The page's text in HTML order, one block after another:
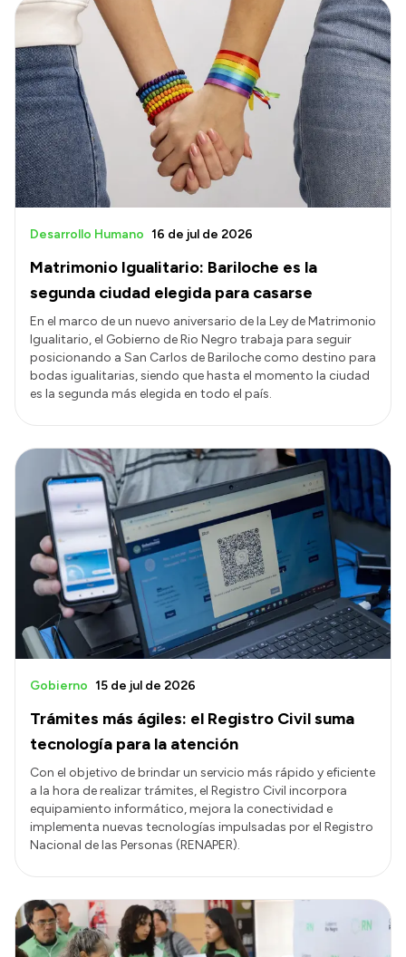
Matrimonio Igualitario: Bariloche es la
segunda ciudad elegida para casarse
Desarrollo Humano 16 de jul de 2026
En el marco de un nuevo aniversario de la Ley de Matrimonio
Igualitario, el Gobierno de Rio Negro trabaja para seguir
posicionando a San Carlos de Bariloche como destino para
bodas igualitarias, siendo que hasta el momento la ciudad
es la segunda más elegida en todo el país.
Trámites más ágiles: el Registro Civil suma
tecnología para la atención
Gobierno 15 de jul de 2026
Con el objetivo de brindar un servicio más rápido y eficiente
a la hora de realizar trámites, el Registro Civil incorpora
equipamiento informático, mejora la conectividad e
implementa nuevas tecnologías impulsadas por el Registro
Nacional de las Personas (RENAPER).